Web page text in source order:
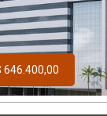
646.400,00